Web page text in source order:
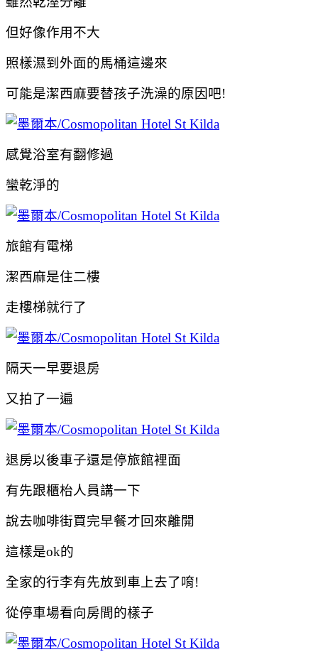
但好像作用不大
照樣濕到外面的馬桶這邊來
可能是潔西麻要替孩子洗澡的原因吧!
感覺浴室有翻修過
蠻乾淨的
旅館有電梯
潔西麻是住二樓
走樓梯就行了
隔天一早要退房
又拍了一遍
退房以後車子還是停旅館裡面
有先跟櫃枱人員講一下
說去咖啡街買完早餐才回來離開
這樣是ok的
全家的行李有先放到車上去了唷!
從停車場看向房間的樣子